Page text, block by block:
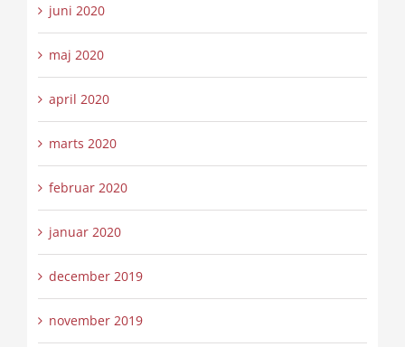
juni 2020
maj 2020
april 2020
marts 2020
februar 2020
januar 2020
december 2019
november 2019